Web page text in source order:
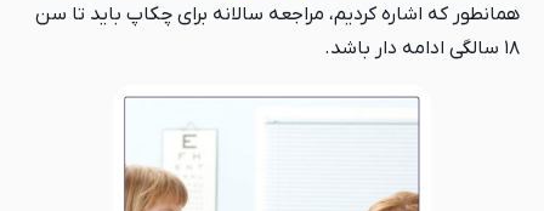
همانطور که اشاره کردیم، مراجعه سالانه برای چکاپ باید تا سن
۱۸ سالگی ادامه دار باشد.